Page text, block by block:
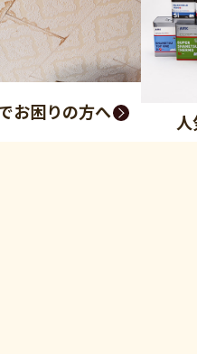
お困りの方へ